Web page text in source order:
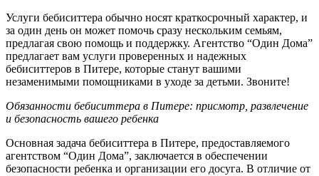
Услуги бебиситтера обычно носят краткосрочный характер, и
за один день он может помочь сразу нескольким семьям,
предлагая свою помощь и поддержку. Агентство “Один Дома”
предлагает вам услуги проверенных и надежных
бебиситтеров в Питере, которые станут вашими
незаменимыми помощниками в уходе за детьми. Звоните!
Обязанности бебиситтера в Питере: присмотр, развлечение
и безопасность вашего ребенка
Основная задача бебиситтера в Питере, предоставляемого
агентством “Один Дома”, заключается в обеспечении
безопасности ребенка и организации его досуга. В отличие от